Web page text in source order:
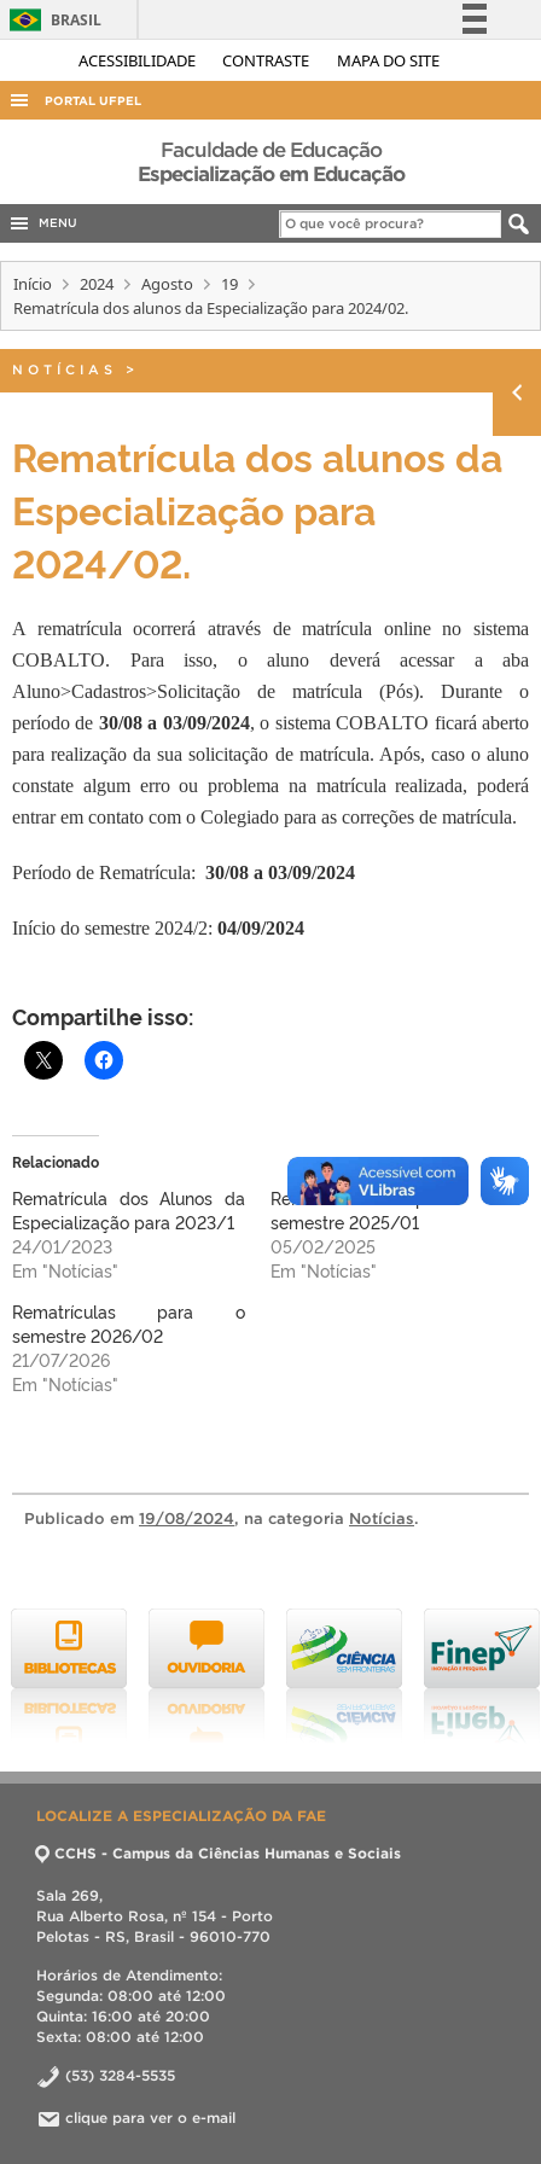
ACESSIBILIDADE CONTRASTE MAPA DO SITE
BRASIL
Simplifique!
Acesso à informação
Legislação
Canais
PORTAL UFPEL
ACESSO À INFORMAÇÃO
COBALTO
CONCURSOS
EDITAIS
INTERNACIONAL
TELEFONES
Faculdade de Educação
Especialização em Educação
MENU
Início 2024 Agosto
19
Rematrícula dos alunos da Especialização para 2024/02.
NOTÍCIAS >
Rematrícula dos alunos da
Especialização para
2024/02.
A rematrícula ocorrerá através de matrícula online no sistema
COBALTO. Para isso, o aluno deverá acessar a aba
Aluno>Cadastros>Solicitação de matrícula (Pós). Durante o
período de 30/08a 03/09/2024, o sistema COBALTO ficará aberto
para realização da sua solicitação de matrícula. Após, caso o aluno
constate algum erro ou problema na matrícula realizada, poderá
entrar em contato com o Colegiado para as correções de matrícula.
Período de Rematrícula: 30/08 a 03/09/2024
Início do semestre 2024/2: 04/09/2024
Compartilhe isso:
Relacionado
Rematrícula dos Alunos da
Especialização para 2023/1
24/01/2023
Em "Notícias"
Rematrículas para o
semestre 2025/01
05/02/2025
Em "Notícias"
Rematrículas para o
semestre 2026/02
21/07/2026
Em "Notícias"
Publicado em 19/08/2024, na categoria Notícias.
LOCALIZE A ESPECIALIZAÇÃO DA FAE
CCHS - Campus da Ciências Humanas e Sociais
Sala 269,
Rua Alberto Rosa, nº 154 - Porto
Pelotas - RS, Brasil - 96010-770
Horários de Atendimento:
Segunda: 08:00 até 12:00
Quinta: 16:00 até 20:00
Sexta: 08:00 até 12:00
(53) 3284-5535
clique para ver o e-mail